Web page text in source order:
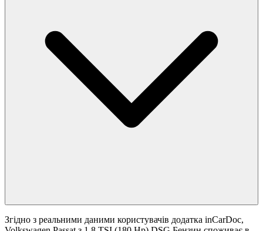
Згідно з реальними даними користувачів додатка inCarDoc,